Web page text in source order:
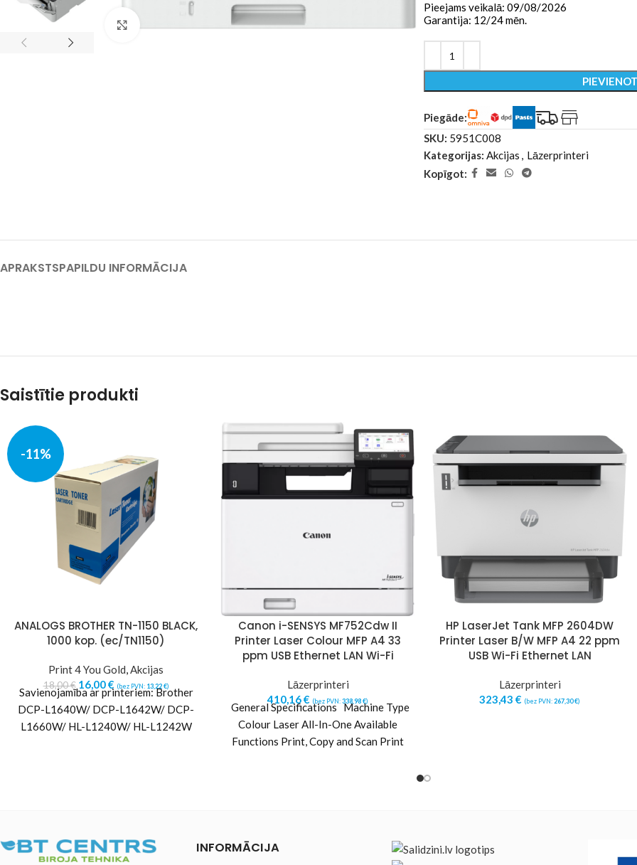
Pieejams veikalā: 09/08/2026
Garantija: 12/24 mēn.
Piegāde:
SKU: 5951C008
Kategorijas: Akcijas , Lāzerprinteri
Kopīgot:
APRAKSTSPAPILDU INFORMĀCIJA
Saistītie produkti
-11%
ANALOGS BROTHER TN-1150 BLACK,
1000 kop. (ec/TN1150)
Print 4 You Gold,Akcijas
18,00€ 16,00€ (bez PVN: 13,22€)
Savienojamība ar printeriem: Brother
DCP-L1640W/ DCP-L1642W/ DCP-
L1660W/ HL-L1240W/ HL-L1242W
Canon i-SENSYS MF752Cdw II
Printer Laser Colour MFP A4 33
ppm USB Ethernet LAN Wi-Fi
Lāzerprinteri
410,16€ (bez PVN:338,98€)
General Specifications Machine Type
Colour Laser All-In-One Available
Functions Print, Copy and Scan Print
HP LaserJet Tank MFP 2604DW
Printer Laser B/W MFP A4 22 ppm
USB Wi-Fi Ethernet LAN
Lāzerprinteri
323,43 € (bez PVN:267,30€)
INFORMĀCIJA